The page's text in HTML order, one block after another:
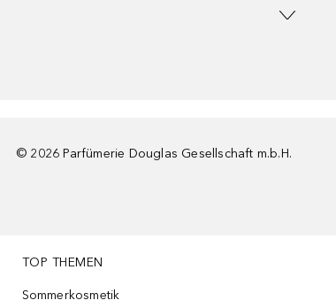
© 2026 Parfümerie Douglas Gesellschaft m.b.H.
TOP THEMEN
Sommerkosmetik